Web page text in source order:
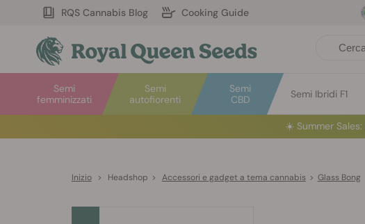
RQS Cannabis Blog Cooking Guide
Semi
autofiorenti
Semi
femminizzati
Semi
CBD
Semi Ibridi F1
☀️ Summer Sales:
Inizio > Headshop > Accessori e gadget a tema cannabis > Glass Bong